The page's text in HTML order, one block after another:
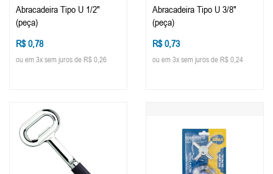
Abracadeira Tipo U 1/2"
(peça)
R$ 0,78
ou em 3x sem juros de R$ 0,26
Abracadeira Tipo U 3/8"
(peça)
R$ 0,73
ou em 3x sem juros de R$ 0,24